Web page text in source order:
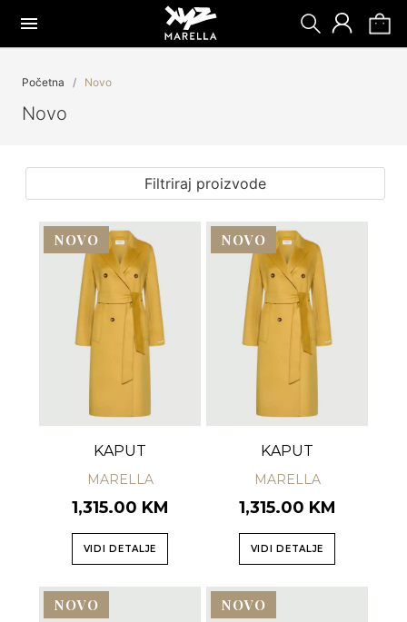
Početna Novo
Novo
Filtriraj proizvode
NOVO
KAPUT
MARELLA
1,315.00 KM
VIDI DETALJE
NOVO
KAPUT
MARELLA
1,315.00 KM
VIDI DETALJE
NOVO NOVO